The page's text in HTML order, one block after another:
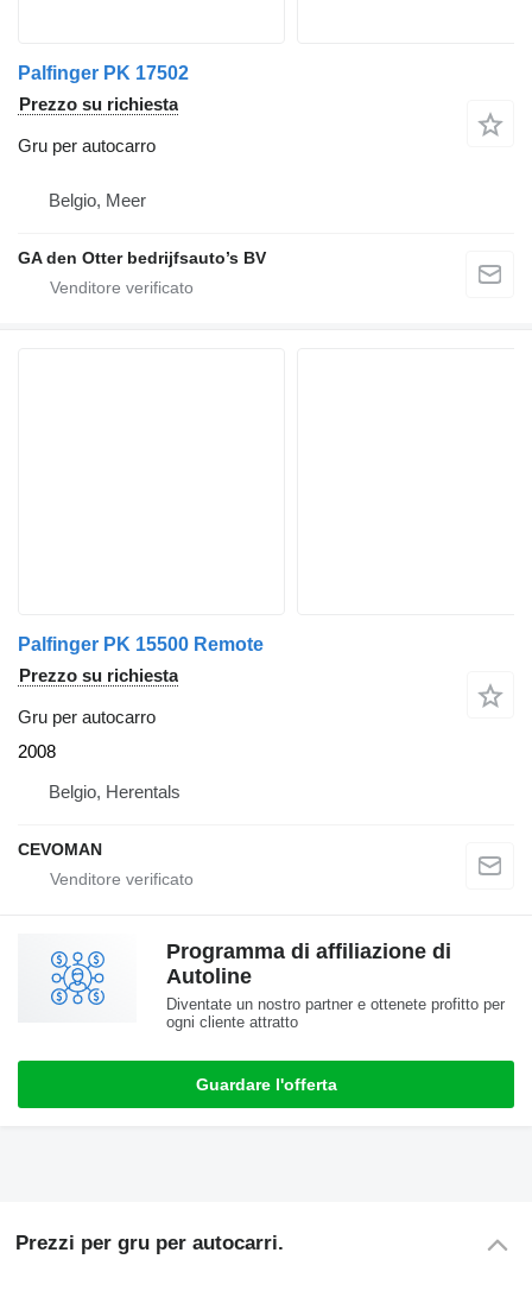
Palfinger PK 17502
Prezzo su richiesta
Gru per autocarro
Belgio, Meer
GA den Otter bedrijfsauto’s BV
Palfinger PK 15500 Remote
Prezzo su richiesta
Gru per autocarro
2008
Belgio, Herentals
CEVOMAN
Programma di affiliazione di
Autoline
Diventate un nostro partner e ottenete profitto per
ogni cliente attratto
Guardare l'offerta
Prezzi per gru per autocarri.